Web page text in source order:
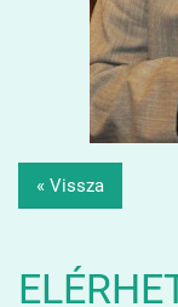
« Vissza